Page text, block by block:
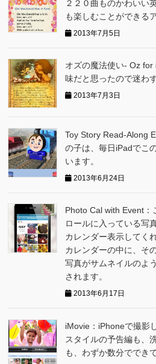
２２０曲ものかわいい
も楽しむことができる
2013年7月5日
オズの魔法使い- Oz
味だと思ったので迷わ
2013年7月3日
Toy Story Read-Along
の子は、毎日iPadでこ
います。
2013年6月24日
Photo Cal with Event：
ロールに入っている写
カレンダー表示してく
カレンダーの中に、そ
写真がサムネイルのよ
されます。
2013年6月17日
iMovie：iPhoneで撮影
スタイルの予告編も、
も、わずか数分ででき